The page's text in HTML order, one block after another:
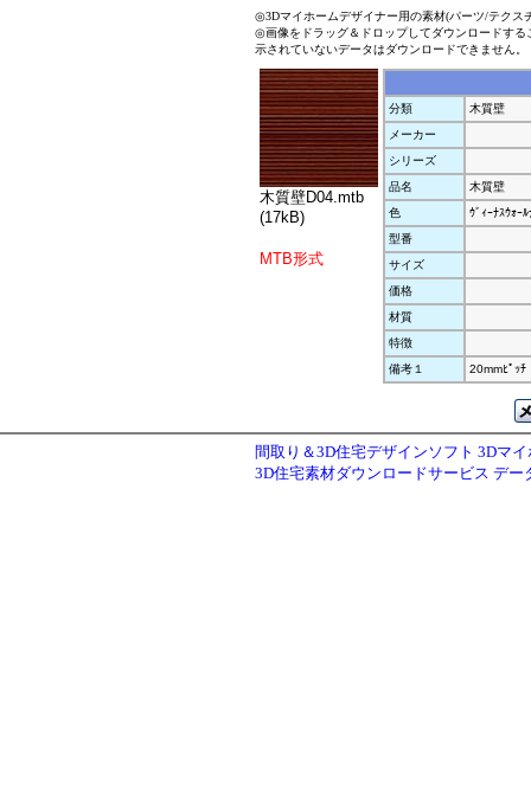
◎3Dマイホームデザイナー用の素材(パーツ/テクス
◎画像をドラッグ＆ドロップしてダウンロードす
示されていないデータはダウンロードできません。
木質壁D04.mtb
(17kB)
MTB形式
分類
木質壁
メーカー
シリーズ
品名
木質壁
色
ｳﾞｨｰﾅｽｳｫｰﾙ
型番
サイズ
価格
材質
特徴
備考１
20mmﾋﾟｯﾁ
間取り＆3D住宅デザインソフト 3Dマ
3D住宅素材ダウンロードサービス デー